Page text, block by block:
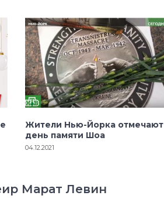
Жители Нью-Йорка отмечают
день памяти Шоа
04.12.2021
Марат Левин